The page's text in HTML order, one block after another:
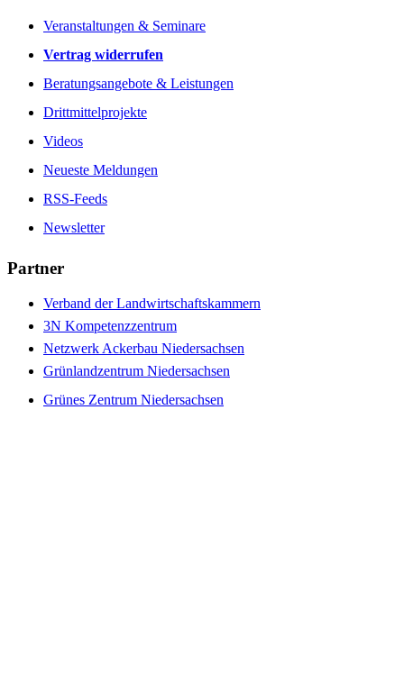
Veranstaltungen & Seminare
Vertrag widerrufen
Beratungsangebote & Leistungen
Drittmittelprojekte
Videos
Neueste Meldungen
RSS-Feeds
Newsletter
Partner
Verband der Landwirtschaftskammern
3N Kompetenzzentrum
Netzwerk Ackerbau Niedersachsen
Grünlandzentrum Niedersachsen
Grünes Zentrum Niedersachsen